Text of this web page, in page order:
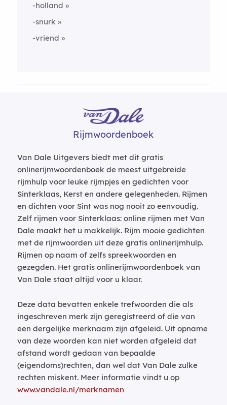
-holland
-snurk
-vriend
Rijmwoordenboek
Van Dale Uitgevers biedt met dit gratis
onlinerijmwoordenboek de meest uitgebreide
rijmhulp voor leuke rijmpjes en gedichten voor
Sinterklaas, Kerst en andere gelegenheden. Rijmen
en dichten voor Sint was nog nooit zo eenvoudig.
Zelf rijmen voor Sinterklaas: online rijmen met Van
Dale maakt het u makkelijk. Rijm mooie gedichten
met de rijmwoorden uit deze gratis onlinerijmhulp.
Rijmen op naam of zelfs spreekwoorden en
gezegden. Het gratis onlinerijmwoordenboek van
Van Dale staat altijd voor u klaar.
Deze data bevatten enkele trefwoorden die als
ingeschreven merk zijn geregistreerd of die van
een dergelijke merknaam zijn afgeleid. Uit opname
van deze woorden kan niet worden afgeleid dat
afstand wordt gedaan van bepaalde
(eigendoms)rechten, dan wel dat Van Dale zulke
rechten miskent. Meer informatie vindt u op
www.vandale.nl/merknamen